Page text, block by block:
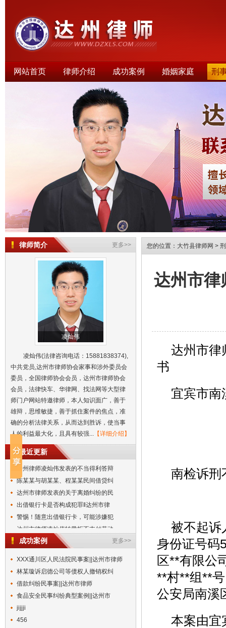
网站首页 律师介绍 成功案例 婚姻家庭 刑
律师简介 更多>>
凌灿伟
凌灿伟(法律咨询电话：15881838374),
中共党员,达州市律师协会家事和涉外委员会
委员，全国律师协会会员，达州市律师协会
会员，法律快车、华律网、找法网等大型律
师门户网站特邀律师，本人知识面广，善于
雄辩，思维敏捷，善于抓住案件的焦点，准
确的分析法律关系，从而达到胜诉，使当事
人的利益最大化，且具有较强... 【详细介绍】
最近更新
达州市律师凌灿伟转载拒不支付劳动
一被告人因犯组织未成年人进行违反
组织未成年人提供有偿陪侍服务？依
达州律师凌灿伟发表的不当得利答辩
陈某某与胡某某、程某某民间借贷纠
达州市律师发表的关于离婚纠纷的民
出借银行卡是否构成犯罪‖达州市律
警惕！随意出借银行卡，可能涉嫌犯
达州市律师凌灿伟转载拒不支付劳动
一被告人因犯组织未成年人进行违反
诱骗未成年人陪酒必须依法严惩‖达
立足法益解析组织未成年人进行违反
组织未成年人提供有偿陪侍服务？依
达州律师凌灿伟发表的不当得利答辩
陈某某与胡某某、程某某民间借贷纠
达州市律师发表的关于离婚纠纷的民
出借银行卡是否构成犯罪‖达州市律
成功案例 更多>>
XXX通川区人民法院民事案||达州市律师
林某璇诉启德公司等债权人撤销权纠
借款纠纷民事案||达州市律师
食品安全民事纠纷典型案例||达州市
jijjji
456
您的位置： 大竹县律师网 >
达州市律
达州市律
书
宜宾市南
南检诉刑
被不起诉
身份证号码
区**有限公
**村**组**
公安局南溪
本案由宜